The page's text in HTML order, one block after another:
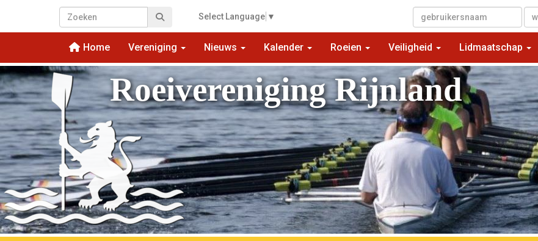
Select Language ▼
Home Vereniging Nieuws Kalender Roeien Veiligheid Lidmaatschap
Roeivereniging Rijnland